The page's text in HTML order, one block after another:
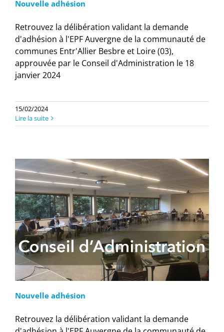
Nouvelle adhésion
Retrouvez la délibération validant la demande
d'adhésion à l'EPF Auvergne de la communauté de
communes Entr'Allier Besbre et Loire (03),
approuvée par le Conseil d'Administration le 18
janvier 2024
15/02/2024
Lire la suite
Nouvelle adhésion
Retrouvez la délibération validant la demande